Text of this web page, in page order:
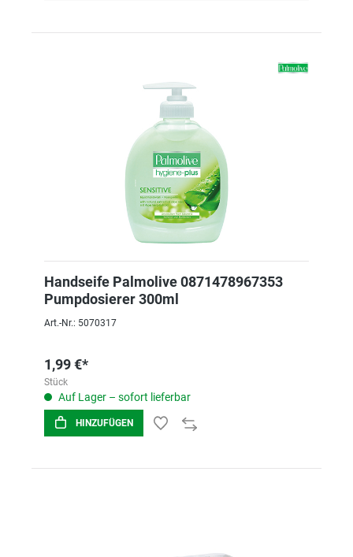
Handseife Palmolive 0871478967353
Pumpdosierer 300ml
Art.-Nr.: 5070317
1,99 €*
Stück
Auf Lager – sofort lieferbar
HINZUFÜGEN